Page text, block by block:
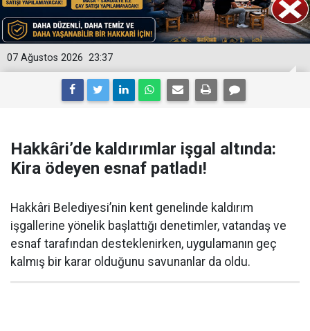
23:37
07 Ağustos 2026
Hakkâri’de kaldırımlar işgal altında:
Kira ödeyen esnaf patladı!
Hakkâri Belediyesi’nin kent genelinde kaldırım
işgallerine yönelik başlattığı denetimler, vatandaş ve
esnaf tarafından desteklenirken, uygulamanın geç
kalmış bir karar olduğunu savunanlar da oldu.